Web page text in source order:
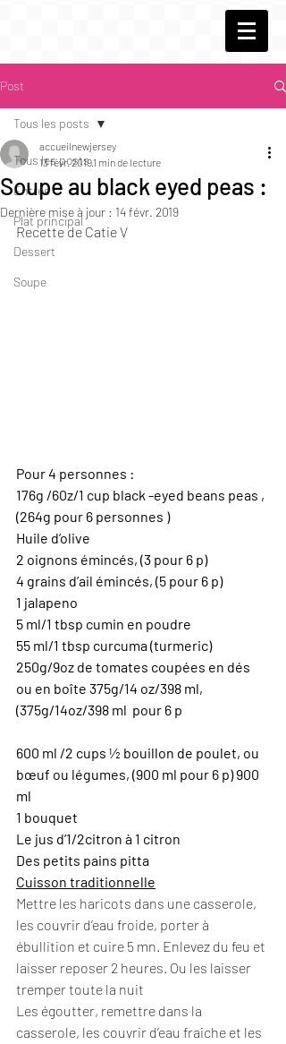
Post
Tous les posts
Entrée
Plat principal
Dessert
Soupe
Tous les posts
Soupe au black eyed peas :
accueilnewjersey
13 févr. 20191 min de lecture
Dernière mise à jour : 14 févr. 2019
Recette de Catie V
Pour 4 personnes :
176g /60z/1 cup black -eyed beans peas ,
(264g pour 6 personnes )
Huile d’olive
2 oignons émincés, (3 pour 6 p)
4 grains d’ail émincés, (5 pour 6 p)
1 jalapeno
5 ml/1 tbsp cumin en poudre
55 ml/1 tbsp curcuma (turmeric)
250g/9oz de tomates coupées en dés
ou en boîte 375g/14 oz/398 ml,
(375g/14oz/398 ml pour 6 p
600 ml /2 cups ½ bouillon de poulet, ou
bœuf ou légumes, (900 ml pour 6 p) 900
ml
1 bouquet
Le jus d’1/2citron à 1 citron
Des petits pains pitta
Cuisson traditionnelle
Mettre les haricots dans une casserole,
les couvrir d’eau froide, porter à
ébullition et cuire 5 mn. Enlevez du feu et
laisser reposer 2 heures. Ou les laisser
tremper toute la nuit
Les égoutter, remettre dans la
casserole, les couvrir d’eau fraiche et les